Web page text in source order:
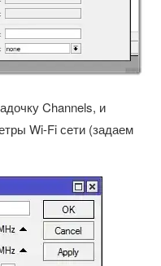
Channels, и
Wi-Fi сети (задаем